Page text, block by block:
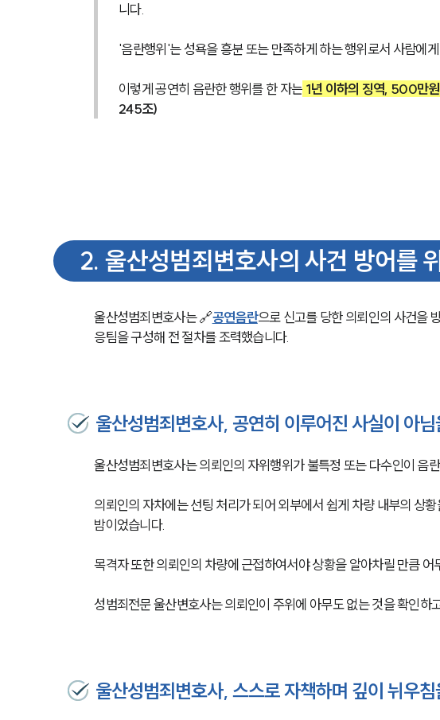
니다.
'음란행위'는 성욕을 흥분 또는 만족하게 하는 행위로서 사람에
이렇게 공연히 음란한 행위를 한 자는 1년 이하의 징역, 500만
245조)
2. 울산성범죄변호사의 사건 방어를
울산성범죄변호사는 🔗공연음란으로 신고를 당한 의뢰인의 사건을
응팀을 구성해 전 절차를 조력했습니다.
울산성범죄변호사, 공연히 이루어진 사실이 아
울산성범죄변호사는 의뢰인의 자위행위가 불특정 또는 다수인이 음
의뢰인의 자차에는 선팅 처리가 되어 외부에서 쉽게 차량 내부의 상
밤이었습니다.
목격자 또한 의뢰인의 차량에 근접하여서야 상황을 알아차릴 만큼 어
성범죄전문 울산변호사는 의뢰인이 주위에 아무도 없는 것을 확인하
울산성범죄변호사, 스스로 자책하며 깊이 뉘우